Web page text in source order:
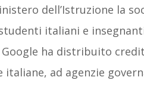
dell’Istruzione la
italiani e
ha distribuito
ad agenzie